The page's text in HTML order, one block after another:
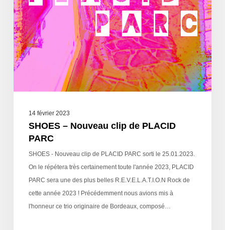
14 février 2023
SHOES – Nouveau clip de PLACID
PARC
SHOES - Nouveau clip de PLACID PARC sorti le 25.01.2023.
On le répétera très certainement toute l'année 2023, PLACID
PARC sera une des plus belles R.E.V.E.L.A.T.I.O.N Rock de
cette année 2023 ! Précédemment nous avions mis à
l'honneur ce trio originaire de Bordeaux, composé…